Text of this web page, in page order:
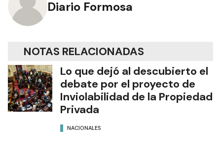
Diario Formosa
NOTAS RELACIONADAS
Lo que dejó al descubierto el
debate por el proyecto de
Inviolabilidad de la Propiedad
Privada
NACIONALES